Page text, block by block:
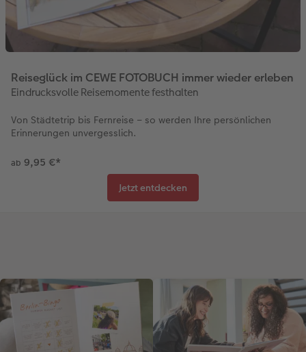
Reiseglück im CEWE FOTOBUCH immer wieder erleben
Eindrucksvolle Reisemomente festhalten
Von Städtetrip bis Fernreise – so werden Ihre persönlichen
Erinnerungen unvergesslich.
ab 9,95 €*
Jetzt entdecken